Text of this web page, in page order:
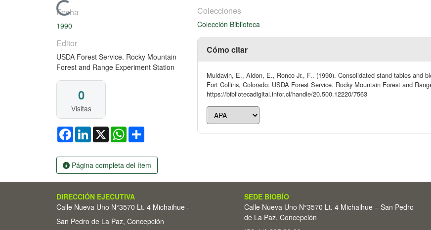
Cargando...
Fecha
1990
Editor
USDA Forest Service. Rocky Mountain
Forest and Range Experiment Station
0
Visitas
FacebookLinkedIn
X WhatsApp
Página completa del ítem
Colecciones
Colección Biblioteca
Cómo citar
Muldavin, E., Aldon, E., Ronco Jr., F.. (1990). Consolidated stand tables and
Fort Collins, Colorado: USDA Forest Service. Rocky Mountain Forest and
https://bibliotecadigital.infor.cl/handle/20.500.12220/7563
DIRECCIÓN EJECUTIVA
Calle Nueva Uno N°3570 Lt. 4 Michaihue -
San Pedro de La Paz, Concepción
SEDE BIOBÍO
Calle Nueva Uno N°3570 Lt. 4 Michaihue – San Pedro
de La Paz, Concepción